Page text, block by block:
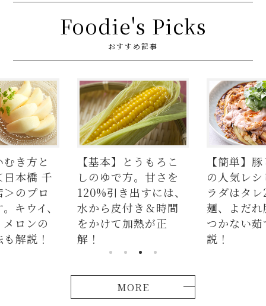
Foodie's Picks
おすすめ記事
き方と
本橋 千
のプロ
キウイ、
ロンの
解説！
【基本】とうもろこ
しのゆで方。甘さを
120%引き出すには、
水から皮付き＆時間
をかけて加熱が正
解！
【簡単】
の人気レ
ラダはタ
麺、よだ
つかない
説！
MORE